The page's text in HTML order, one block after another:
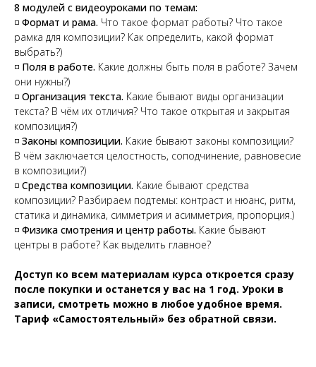
8 модулей с видеоуроками по темам:
◽ Формат и рама. Что такое формат работы? Что такое
рамка для композиции? Как определить, какой формат
выбрать?)
◽ Поля в работе. Какие должны быть поля в работе? Зачем
они нужны?)
◽ Организация текста. Какие бывают виды организации
текста? В чём их отличия? Что такое открытая и закрытая
композиция?)
◽ Законы композиции. Какие бывают законы композиции?
В чём заключается целостность, соподчинение, равновесие
в композиции?)
◽ Средства композиции. Какие бывают средства
композиции? Разбираем подтемы: контраст и нюанс, ритм,
статика и динамика, симметрия и асимметрия, пропорция.)
◽ Физика смотрения и центр работы. Какие бывают
центры в работе? Как выделить главное?
Доступ ко всем материалам курса откроется сразу
после покупки и останется у вас на 1 год. Уроки в
записи, смотреть можно в любое удобное время.
Тариф «Самостоятельный» без обратной связи.